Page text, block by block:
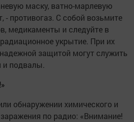
маску, ватно-марлевую
- противогаз. С собой возьмите
медикаменты и следуйте в
укрытие. При их
защитой могут служить
и подвалы.
обнаружении химического и
по радио: «Внимание!